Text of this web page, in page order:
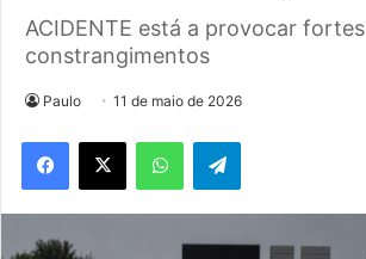
ACIDENTE está a provocar fortes
constrangimentos
Paulo 11 de maio de 2026
WhatsAppTelegram